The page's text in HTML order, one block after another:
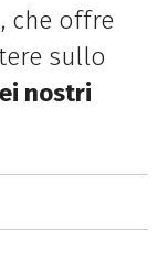
che offre
sullo
nostri